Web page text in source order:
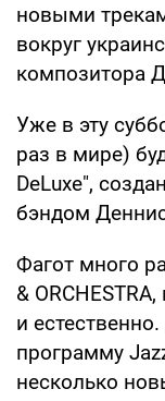
новыми
вокруг
композитора
Уже в эту
раз в мире)
DeLuxe",
бэндом
Фагот много
&
и
программу
несколько